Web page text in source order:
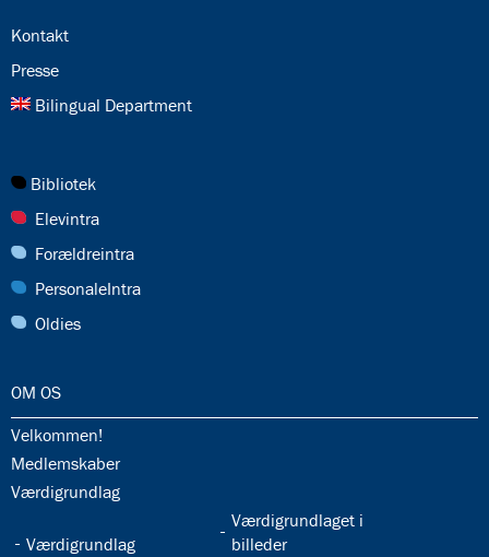
24.0:
Kontakt
25.0:
Presse
26.0:
Bilingual Department
27.0:
Bibliotek
28.0:
Elevintra
29.0:
Forældreintra
30.0:
PersonaleIntra
31.0:
Oldies
32.0:
OM OS
32.1:
Velkommen!
32.2:
Medlemskaber
32.3:
Værdigrundlag
32.4:
Værdigrundlag
32.5:
Værdigrundlaget i
billeder